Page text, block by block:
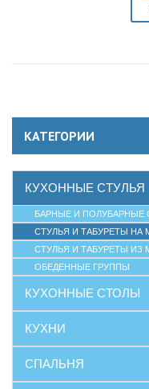
КАТЕГОРИИ
КУХОННЫЕ СТУЛЬЯ
БАРНЫЕ И ПОЛУБАРНЫЕ
СТУЛЬЯ И ТАБУРЕТЫ НА
СТУЛЬЯ И ТАБУРЕТЫ ИЗ
ОБЕДЕННЫЕ ГРУППЫ
КУХОННЫЕ СТОЛЫ
КУХНИ
СПАЛЬНЯ